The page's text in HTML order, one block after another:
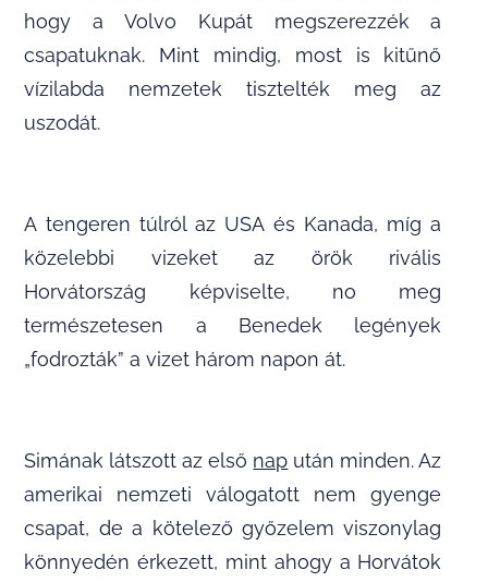
hogy a Volvo Kupát megszerezzék a
csapatuknak. Mint mindig, most is kitűnő
vízilabda nemzetek tisztelték meg az
uszodát.
A tengeren túlról az USA és Kanada, míg a
közelebbi vizeket az örök rivális
Horvátország képviselte, no meg
természetesen a Benedek legények
„fodrozták” a vizet három napon át.
Simának látszott az első nap után minden. Az
amerikai nemzeti válogatott nem gyenge
csapat, de a kötelező győzelem viszonylag
könnyedén érkezett, mint ahogy a Horvátok